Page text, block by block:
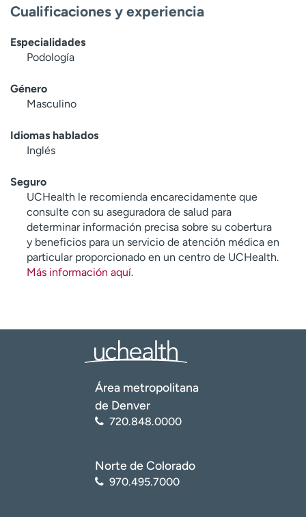
Cualificaciones y experiencia
Especialidades
Podología
Género
Masculino
Idiomas hablados
Inglés
Seguro
UCHealth le recomienda encarecidamente que
consulte con su aseguradora de salud para
determinar información precisa sobre su cobertura
y beneficios para un servicio de atención médica en
particular proporcionado en un centro de UCHealth.
Más información aquí.
Área metropolitana
de Denver
720.848.0000
Norte de Colorado
970.495.7000